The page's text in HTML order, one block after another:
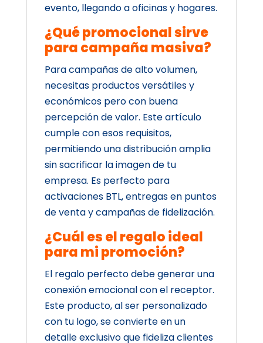
evento, llegando a oficinas y hogares.
¿Qué promocional sirve
para campaña masiva?
Para campañas de alto volumen,
necesitas productos versátiles y
económicos pero con buena
percepción de valor. Este artículo
cumple con esos requisitos,
permitiendo una distribución amplia
sin sacrificar la imagen de tu
empresa. Es perfecto para
activaciones BTL, entregas en puntos
de venta y campañas de fidelización.
¿Cuál es el regalo ideal
para mi promoción?
El regalo perfecto debe generar una
conexión emocional con el receptor.
Este producto, al ser personalizado
con tu logo, se convierte en un
detalle exclusivo que fideliza clientes